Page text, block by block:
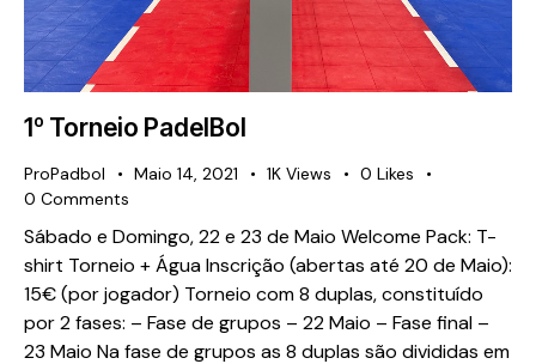
1º Torneio PadelBol
ProPadbol Maio 14, 2021 1K Views 0 Likes
0 Comments
Sábado e Domingo, 22 e 23 de Maio Welcome Pack: T-
shirt Torneio + Água Inscrição (abertas até 20 de Maio):
15€ (por jogador) Torneio com 8 duplas, constituído
por 2 fases: – Fase de grupos – 22 Maio – Fase final –
23 Maio Na fase de grupos as 8 duplas são divididas em